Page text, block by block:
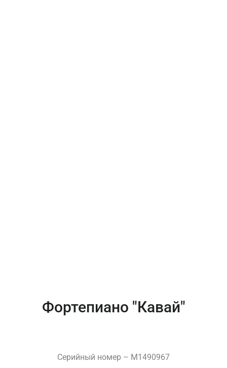
Фортепиано "Кавай"
Серийный номер – M1490967